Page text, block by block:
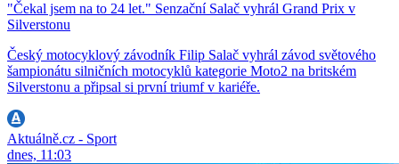
"Čekal jsem na to 24 let." Senzační Salač vyhrál Grand Prix v
Silverstonu
Český motocyklový závodník Filip Salač vyhrál závod světového
šampionátu silničních motocyklů kategorie Moto2 na britském
Silverstonu a připsal si první triumf v kariéře.
Aktuálně.cz - Sport
dnes, 11:03